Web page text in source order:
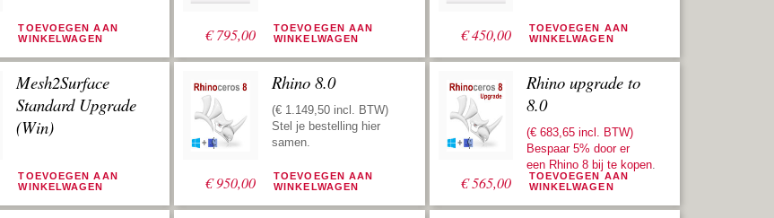
wanneer de uren verbruikt
zijn. RhinoCentre biedt 8
uren aan voor de speciale
prijs van €560. Deze uren
dienen binnen zes
maanden na de training te
worden gebruikt.
TOEVOEGEN AAN
WINKELWAGEN
€795,00
TOEVOEGEN AAN
WINKELWAGEN
€450,00
TOEVOEGEN AAN
WINKELWAGEN
Mesh2Surface
Standard Upgrade
(Win)
TOEVOEGEN AAN
WINKELWAGEN
€950,00
Rhino 8.0
(€ 1.149,50 incl. BTW)
Stel je bestelling hier
samen.
TOEVOEGEN AAN
WINKELWAGEN
€565,00
Rhino upgrade to
8.0
(€ 683,65 incl. BTW)
Bespaar 5% door er
een Rhino 8 bij te kopen.
TOEVOEGEN AAN
WINKELWAGEN